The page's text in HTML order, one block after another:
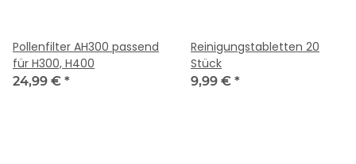
Pollenfilter AH300 passend
für H300, H400
24,99 € *
Reinigungstabletten 20
Stück
9,99 € *